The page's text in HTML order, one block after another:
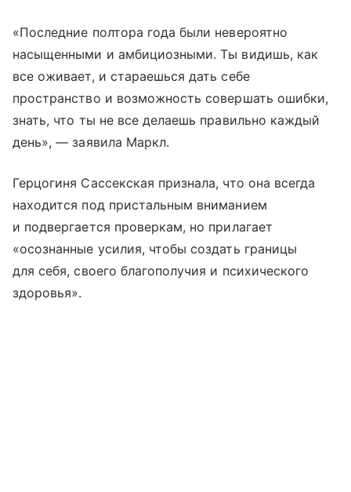
«Последние полтора года были невероятно
насыщенными и амбициозными. Ты видишь, как
все оживает, и стараешься дать себе
пространство и возможность совершать ошибки,
знать, что ты не все делаешь правильно каждый
день», — заявила Маркл.
Герцогиня Сассекская признала, что она всегда
находится под пристальным вниманием
и подвергается проверкам, но прилагает
«осознанные усилия, чтобы создать границы
для себя, своего благополучия и психического
здоровья».